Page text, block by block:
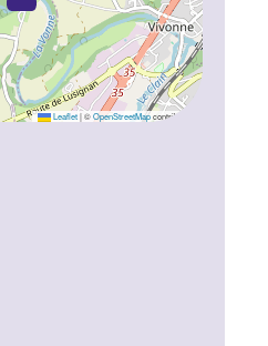
Leaflet |©OpenStreetMapcontributors